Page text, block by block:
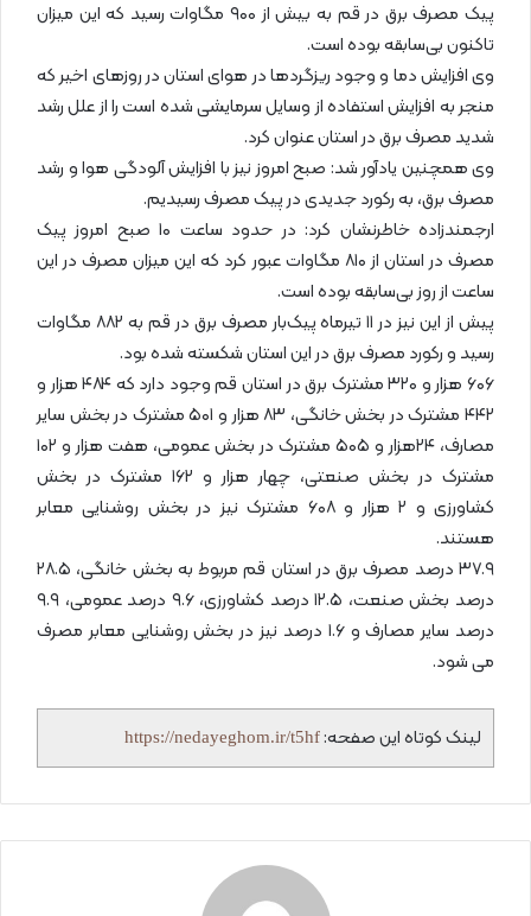
پیک مصرف برق در قم به بیش از ۹۰۰ مگاوات رسید که این میزان
تاکنون بی‌سابقه بوده است.
وی افزایش دما و وجود ریزگردها در هوای استان در روزهای اخیر که
منجر به افزایش استفاده از وسایل سرمایشی شده است را از علل رشد
شدید مصرف برق در استان عنوان کرد.
وی همچنین یادآور شد: صبح امروز نیز با افزایش آلودگی هوا و رشد
مصرف برق، به رکورد جدیدی در پیک مصرف رسیدیم.
ارجمندزاده خاطرنشان کرد: در حدود ساعت ۱۰ صبح امروز پیک
مصرف در استان از ۸۱۰ مگاوات عبور کرد که این میزان مصرف در این
ساعت از روز بی‌سابقه بوده است.
پیش از این نیز در ۱۱ تیرماه پیک‌بار مصرف برق در قم به ۸۸۲ مگاوات
رسید و رکورد مصرف برق در این استان شکسته شده بود.
۶۰۶ هزار و ۳۲۰ مشترک برق در استان قم وجود دارد که ۴۸۴ هزار و
۴۴۲ مشترک در بخش خانگی، ۸۳ هزار و ۵۰۱ مشترک در بخش سایر
مصارف، ۲۴هزار و ۵۰۵ مشترک در بخش عمومی،‌ هفت هزار و ۱۰۲
مشترک در بخش صنعتی، چهار هزار و ۱۶۲ مشترک در بخش
کشاورزی و ۲ هزار و ۶۰۸ مشترک نیز در بخش روشنایی معابر
هستند.
۳۷.۹ درصد مصرف برق در استان قم مربوط به بخش خانگی، ۲۸.۵
درصد بخش صنعت، ۱۲.۵ درصد کشاورزی، ۹.۶ درصد عمومی، ۹.۹
درصد سایر مصارف و ۱.۶ درصد نیز در بخش روشنایی معابر مصرف
می شود.
لینک کوتاه این صفحه: https://nedayeghom.ir/t5hf